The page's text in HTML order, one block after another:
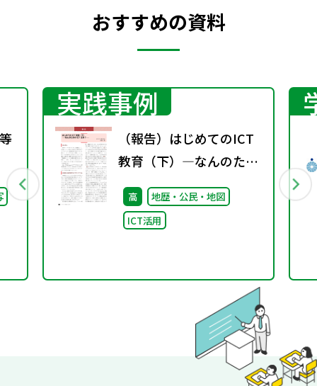
おすすめの資料
実践事例
（報告）はじめてのICT
教育（下）―なんのため
のICT活用？―
高
地歴・公民・地図
ICT活用